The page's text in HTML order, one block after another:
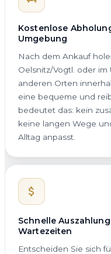
Kostenlose
Umgebung
Nach dem Ankauf
Oelsnitz/Vogtl. oder im
anderen Orten
eine bequeme und
bedeutet das: kein
keine langen Wege
Alltag anpasst.
Schnelle
Wartezeiten
Entscheiden Sie sich